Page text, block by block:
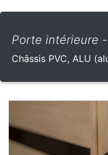
Porte intérieure
Châssis PVC, ALU